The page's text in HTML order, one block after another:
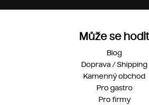
Může se hodit
Blog
Doprava / Shipping
Kamenný obchod
Pro gastro
Pro firmy